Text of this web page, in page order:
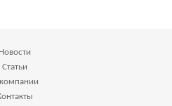
Новости
Статьи